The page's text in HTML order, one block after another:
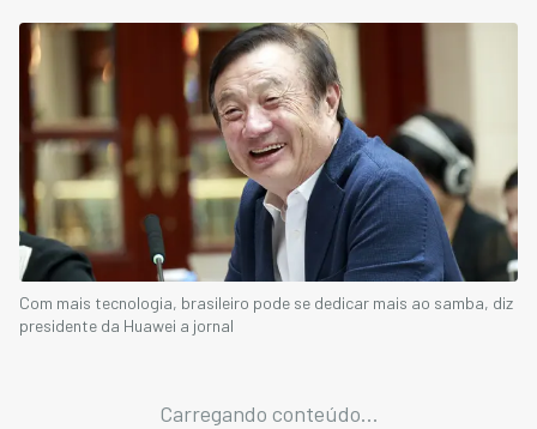
Com mais tecnologia, brasileiro pode se dedicar mais ao samba, diz
presidente da Huawei a jornal
Carregando conteúdo...